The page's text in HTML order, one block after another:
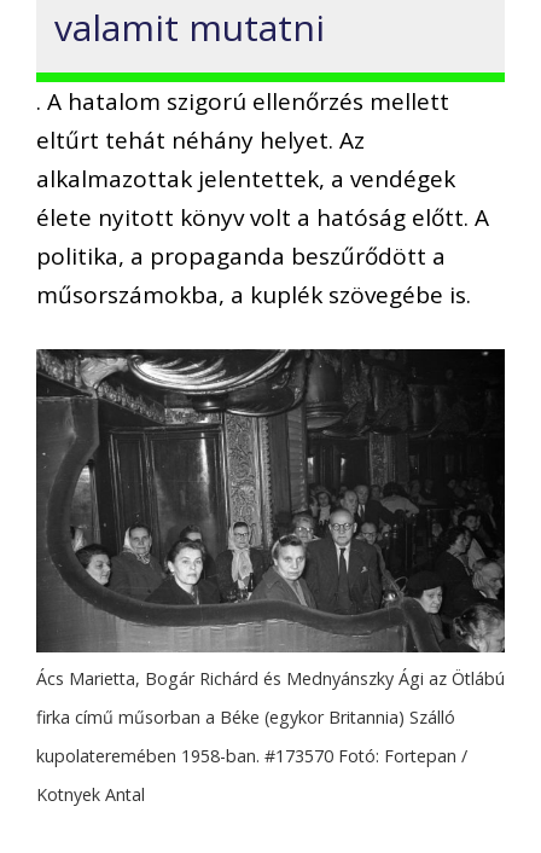
valamit mutatni
. A hatalom szigorú ellenőrzés mellett
eltűrt tehát néhány helyet. Az
alkalmazottak jelentettek, a vendégek
élete nyitott könyv volt a hatóság előtt. A
politika, a propaganda beszűrődött a
műsorszámokba, a kuplék szövegébe is.
Ács Marietta, Bogár Richárd és Mednyánszky Ági az Ötlábú
firka című műsorban a Béke (egykor Britannia) Szálló
kupolateremében 1958-ban. #173570 Fotó: Fortepan /
Kotnyek Antal